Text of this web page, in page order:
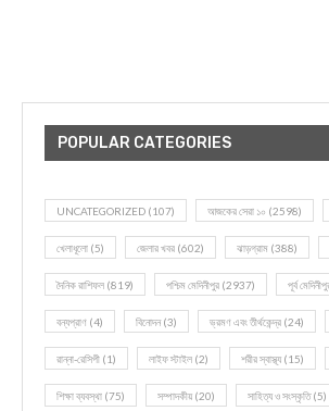
POPULAR CATEGORIES
UNCATEGORIZED (107) আজকের সেরা ১০ (2598)
খেলাধূলো (5) জেলার খবর (602) ঝাড়গ্রাম (388)
দৈনিক রাশিফল (819) পশ্চিম মেদিনীপুর (2937) পূর্ব
বন্যপ্রাণ (4) বিনোদন(3) ভ্রমণ এবং তীর্থকেন্দ্র (24)
রান্না-রেসিপী (1) লাইফ স্টাইল (2) শরীর স্বাস্থ্য (15)
শিক্ষা ব্যবস্থা (75) সম্পাদকীয় (20) সাহিত্য ও সংস্কৃতি(5)